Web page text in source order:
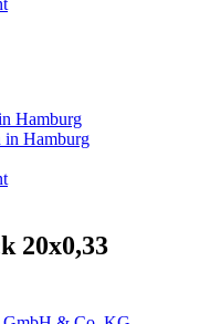
Hamburg
in Hamburg
20x0,33